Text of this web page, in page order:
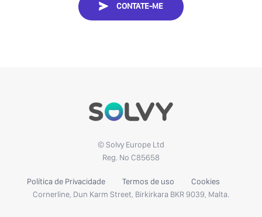
CONTATE-ME
© Solvy Europe Ltd
Reg. No C85658
Política de Privacidade Termos de uso
Cookies
Cornerline, Dun Karm Street, Birkirkara BKR 9039, Malta.